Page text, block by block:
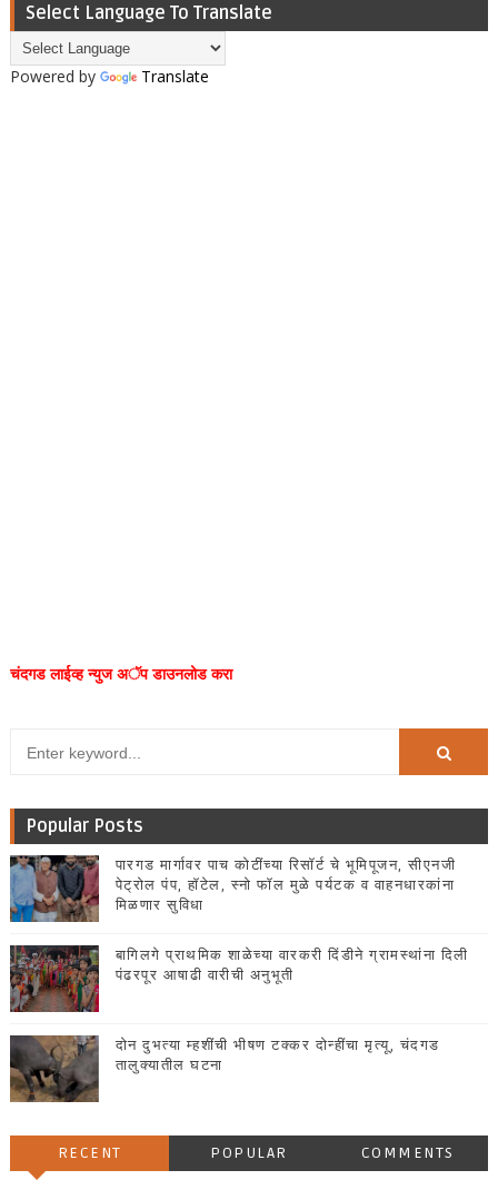
Select Language To Translate
Powered by Translate
चंदगड लाईव्ह न्युज अॅप डाउनलोड करा
Popular Posts
पारगड मार्गावर पाच कोटींच्या रिसॉर्ट चे भूमिपूजन, सीएनजी
पेट्रोल पंप, हॉटेल, स्नो फॉल मुळे पर्यटक व वाहनधारकांना
मिळणार सुविधा
बागिलगे प्राथमिक शाळेच्या वारकरी दिंडीने ग्रामस्थांना दिली
पंढरपूर आषाढी वारीची अनुभूती
दोन दुभत्या म्हशींची भीषण टक्कर दोन्हींचा मृत्यू, चंदगड
तालुक्यातील घटना
RECENT POPULAR COMMENTS